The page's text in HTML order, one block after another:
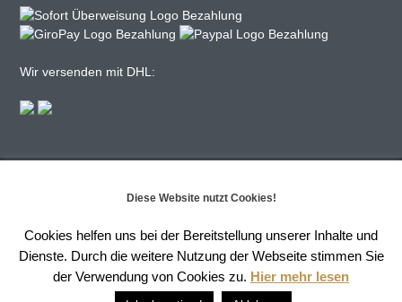
Wir versenden mit DHL:
Alle Rechte vorbehalten – 2025
Diese Website nutzt Cookies!
Cookies helfen uns bei der Bereitstellung unserer Inhalte und
Dienste. Durch die weitere Nutzung der Webseite stimmen Sie
der Verwendung von Cookies zu. Hier mehr lesen